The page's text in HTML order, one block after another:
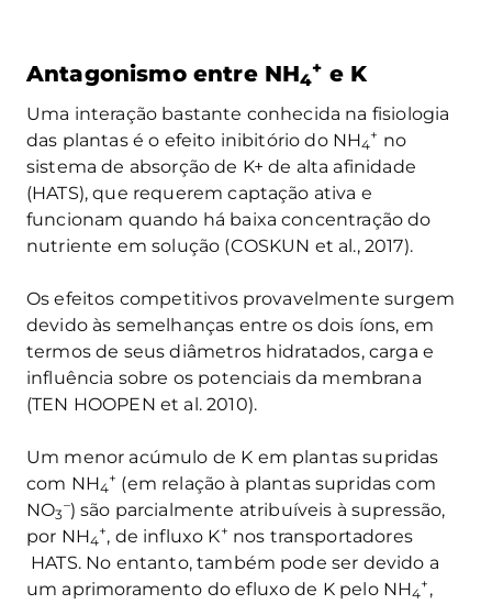
Antagonismo entre NH4
+ e K
Uma interação bastante conhecida na fisiologia
das plantas é o efeito inibitório do NH4
+ no
sistema de absorção de K+de alta afinidade
(HATS), que requerem captação ativa e
funcionam quando há baixa concentração do
nutriente em solução (COSKUN et al., 2017).
Os efeitos competitivos provavelmente surgem
devido às semelhanças entre os dois íons, em
termos de seus diâmetros hidratados, carga e
influência sobre os potenciais da membrana
(TEN HOOPEN et al. 2010).
Um menor acúmulo de K em plantas supridas
com NH4
+ (em relação à plantas supridas com
NO3
–) são parcialmente atribuíveis à supressão,
por NH4
+, de influxo K+ nos transportadores
HATS. No entanto, também pode ser devido a
um aprimoramento do efluxo de K pelo NH4
+ ,